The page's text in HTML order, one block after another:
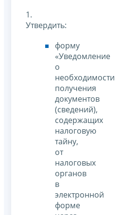
1.
Утвердить:
форму
«Уведомление
о
необходимости
получения
документов
(сведений),
содержащих
налоговую
тайну,
от
налоговых
органов
в
электронной
форме